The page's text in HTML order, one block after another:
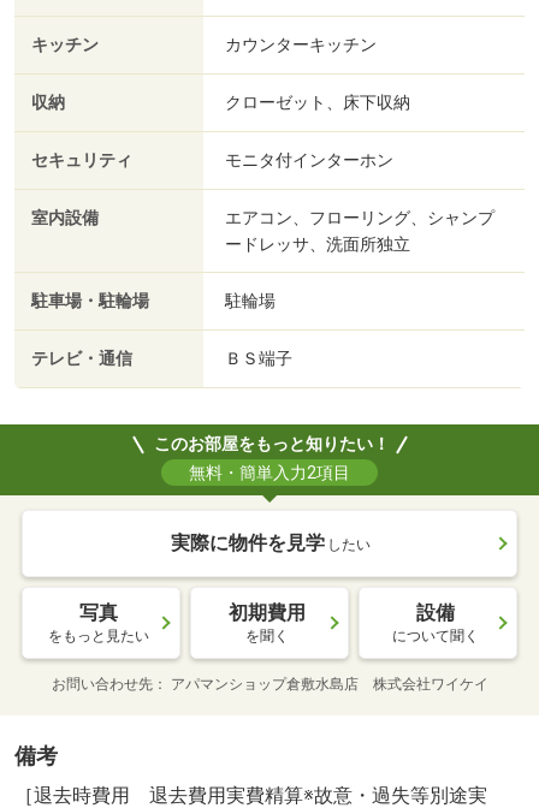
キッチン カウンターキッチン
収納 クローゼット、床下収納
セキュリティ モニタ付インターホン
室内設備
エアコン、フローリング、シャンプ
ードレッサ、洗面所独立
駐車場・駐輪場 駐輪場
テレビ・通信 ＢＳ端子
このお部屋をもっと知りたい！
無料・簡単入力2項目
実際に物件を見学 したい
写真
をもっと見たい
初期費用
を聞く
設備
について聞く
お問い合わせ先 アパマンショップ倉敷水島店 株式会社ワイケイ
備考
［退去時費用 退去費用実費精算※故意・過失等別途実